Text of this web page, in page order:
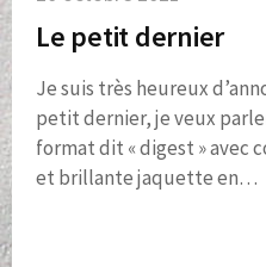
Le petit dernier
Je suis très heureux
petit dernier, je veux
format dit « digest » avec
et brillante jaquette en…